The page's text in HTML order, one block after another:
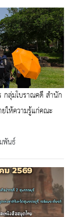
ลุ่มโบราณคดี สำนัก
ให้ความรู้แก่คณะ
พันธ์